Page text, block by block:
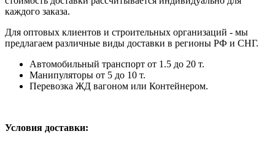
каждого заказа.
Для оптовых клиентов и строительных организаций - мы
предлагаем различные виды доставки в регионы РФ и СНГ.
Автомобильный транспорт от 1.5 до 20 т.
Манипуляторы от 5 до 10 т.
Перевозка ЖД вагоном или Контейнером.
Условия доставки: